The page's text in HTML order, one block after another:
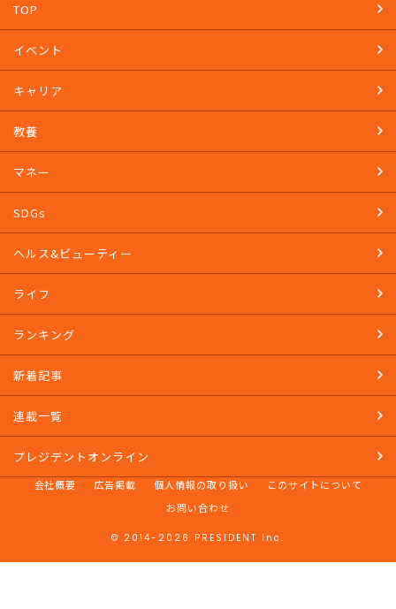
TOP
イベント
キャリア
教養
マネー
SDGs
ヘルス&ビューティー
ライフ
ランキング
新着記事
連載一覧
プレジデントオンライン
会社概要 広告掲載 個人情報の取り扱い
このサイトについて
お問い合わせ
© 2014-2026 PRESIDENT Inc.